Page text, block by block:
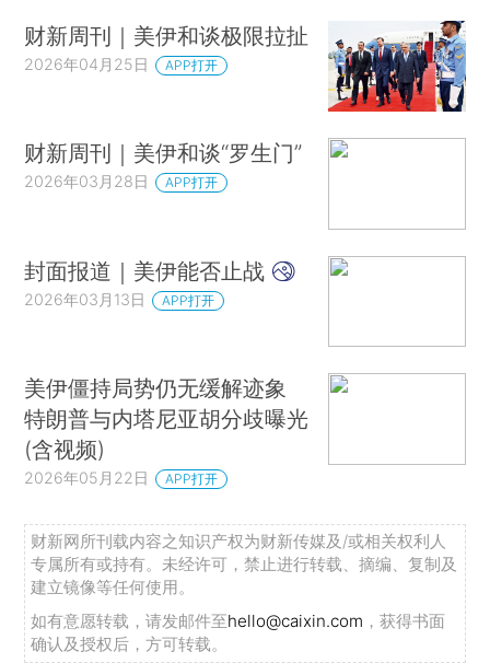
财新周刊｜美伊和谈极限拉扯
2026年04月25日 APP打开
财新周刊｜美伊和谈“罗生门”
2026年03月28日 APP打开
封面报道｜美伊能否止战
2026年03月13日 APP打开
美伊僵持局势仍无缓解迹象
特朗普与内塔尼亚胡分歧曝光
(含视频)
2026年05月22日 APP打开
财新网所刊载内容之知识产权为财新传媒及/或相关权利人
专属所有或持有。未经许可，禁止进行转载、摘编、复制及
建立镜像等任何使用。
如有意愿转载，请发邮件至hello@caixin.com ，获得书面
确认及授权后，方可转载。